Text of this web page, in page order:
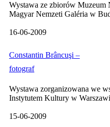
Wystawa ze zbiorów Muzeum
Magyar Nemzeti Galéria w
16-06-2009
Constantin Brâncuşi –
fotograf
Wystawa zorganizowana we
Instytutem Kultury w
15-06-2009